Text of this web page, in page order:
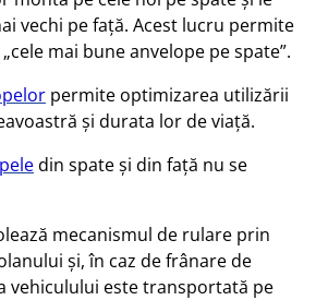
vechi pe faţă. Acest lucru permite
mai bune anvelope pe spate”.
permite optimizarea utilizării
şi durata lor de viaţă.
din spate şi din faţă nu se
mecanismul de rulare prin
şi, în caz de frânare de
vehiculului este transportată pe